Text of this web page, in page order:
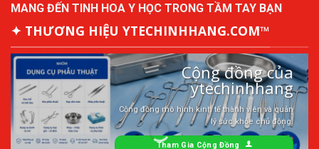
MANG ĐẾN TINH HOA Y HỌC TRONG TẦM TAY BẠN
✦ THƯƠNG HIỆU YTECHINHHANG.COM™
Cộng đồng của
ytechinhhang
Cộng đồng mô hình kinh tế thành viên và quản
lý sức khỏe chủ động.
Tham Gia Cộng Đồng